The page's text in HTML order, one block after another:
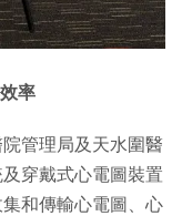
率
管理局及天水圍醫
穿戴式心電圖裝置
集和傳輸心電圖、心